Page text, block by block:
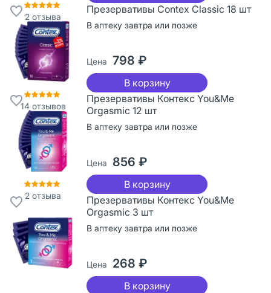
2 отзыва
14отзывов
Презервативы Contex Classic 18 шт
В аптеку завтра или позже
Цена 798 ₽
В корзину
2 отзыва
Презервативы Контекс You&Me
Orgasmic 12 шт
В аптеку завтра или позже
Цена 856 ₽
В корзину
Презервативы Контекс You&Me
Orgasmic 3 шт
В аптеку завтра или позже
Цена 268 ₽
В корзину